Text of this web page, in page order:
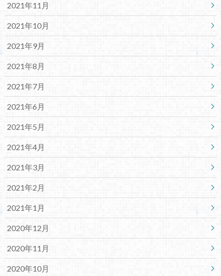
2021年11月
2021年10月
2021年9月
2021年8月
2021年7月
2021年6月
2021年5月
2021年4月
2021年3月
2021年2月
2021年1月
2020年12月
2020年11月
2020年10月